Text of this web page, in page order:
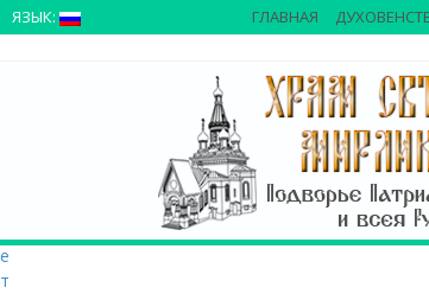
S
n
t
e
ГЛАВНАЯ
ЯЗЫК: